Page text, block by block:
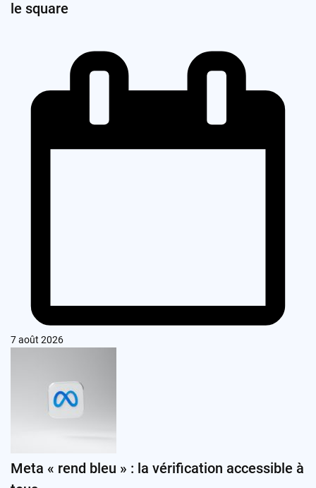
le square
7 août 2026
Meta « rend bleu » : la vérification accessible à